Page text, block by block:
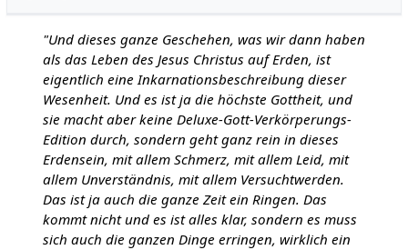
"Und dieses ganze Geschehen, was wir dann haben
als das Leben des Jesus Christus auf Erden, ist
eigentlich eine Inkarnationsbeschreibung dieser
Wesenheit. Und es ist ja die höchste Gottheit, und
sie macht aber keine Deluxe-Gott-Verkörperungs-
Edition durch, sondern geht ganz rein in dieses
Erdensein, mit allem Schmerz, mit allem Leid, mit
allem Unverständnis, mit allem Versuchtwerden.
Das ist ja auch die ganze Zeit ein Ringen. Das
kommt nicht und es ist alles klar, sondern es muss
sich auch die ganzen Dinge erringen, wirklich ein